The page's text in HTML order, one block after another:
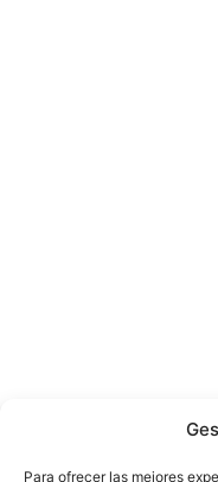
Para ofrecer las mejores